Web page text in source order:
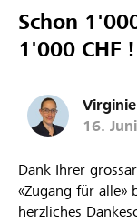
Schon
1'000 CHF !
16.
Dank Ihrer
«Zugang für alle»
herzliches